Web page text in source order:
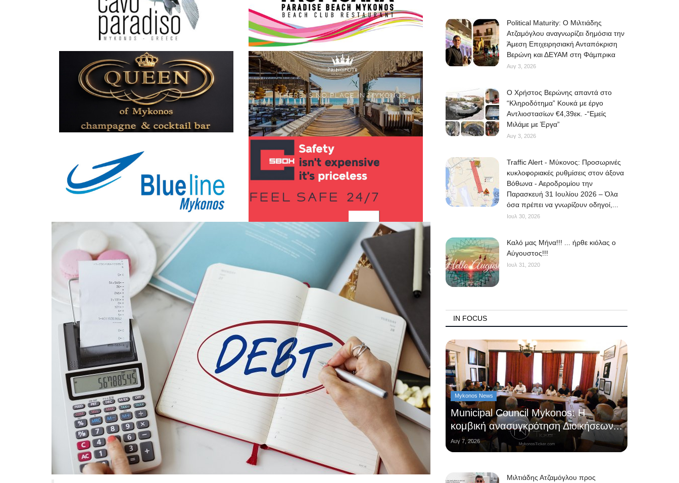
Political Maturity: Ο Μιλτιάδης
Ατζαμόγλου αναγνωρίζει δημόσια την
Άμεση Επιχειρησιακή Ανταπόκριση
Βερώνη και ΔΕΥΑΜ στη Φάμπρικα
Αυγ 3, 2026
O Χρήστος Βερώνης απαντά στο
“Κληροδότημα” Κουκά με έργο
Αντλιοστασίων €4,39εκ. -“Εμείς
Μιλάμε με Έργα”
Αυγ 3, 2026
Traffic Alert - Μύκονος: Προσωρινές
κυκλοφοριακές ρυθμίσεις στον άξονα
Βόθωνα - Αεροδρομίου την
Παρασκευή 31 Ιουλίου 2026 – Όλα
όσα πρέπει να γνωρίζουν οδηγοί,...
Ιουλ 30, 2026
Kαλό μας Μήνα!!! ... ήρθε κιόλας ο
Αύγουστος!!!
Ιουλ 31, 2020
IN FOCUS
Mykonos News
Municipal Council Mykonos: Η
κομβική ανασυγκρότηση Διοικήσεων...
Αυγ 7, 2026
Μιλτιάδης Ατζαμόγλου προς